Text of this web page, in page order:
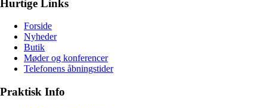
Hurtige Links
Forside
Nyheder
Butik
Møder og konferencer
Telefonens åbningstider
Praktisk Info